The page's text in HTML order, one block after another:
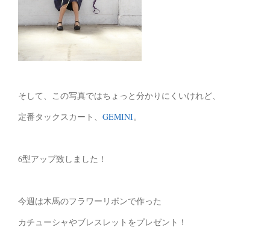
そして、この写真ではちょっと分かりにくいけれど、
定番タックスカート、 GEMINI。
6型アップ致しました！
今週は木馬のフラワーリボンで作った
カチューシャやブレスレットをプレゼント！